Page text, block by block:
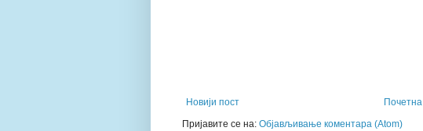
Новији пост
Почетна
Пријавите се на: Објављивање коментара (Atom)